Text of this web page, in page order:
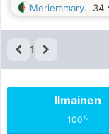
Meriemmary...34
1
Ilmainen
100%